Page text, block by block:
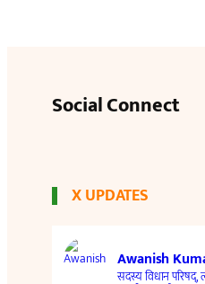
Social Connect
X UPDATES